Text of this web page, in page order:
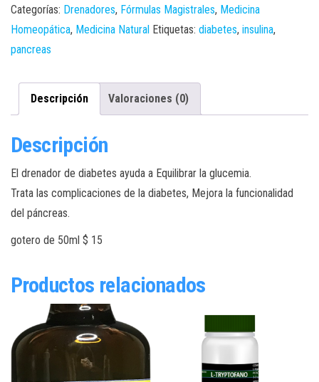
Categorías: Drenadores, Fórmulas Magistrales, Medicina
Homeopática, Medicina Natural Etiquetas: diabetes, insulina,
pancreas
Descripción Valoraciones (0)
Descripción
El drenador de diabetes ayuda a Equilibrar la glucemia.
Trata las complicaciones de la diabetes, Mejora la funcionalidad
del páncreas.
gotero de 50ml $ 15
Productos relacionados